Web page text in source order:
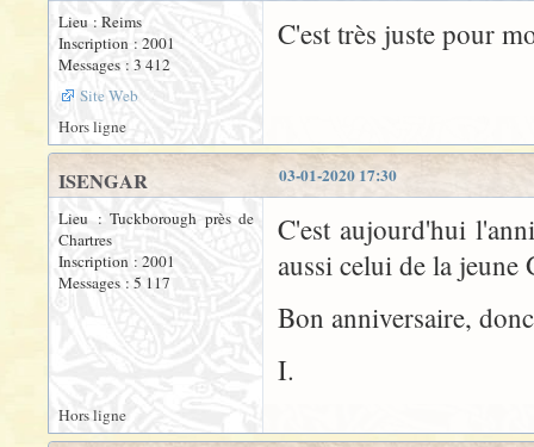
Lieu : Reims
Inscription : 2001
Messages : 3 412
Site Web
C'est très juste pour
Hors ligne
03-01-2020 17:30
ISENGAR
Lieu : Tuckborough près de
Chartres
Inscription : 2001
Messages : 5 117
C'est aujourd'hui
aussi celui de la jeune
Bon anniversaire,
I.
Hors ligne